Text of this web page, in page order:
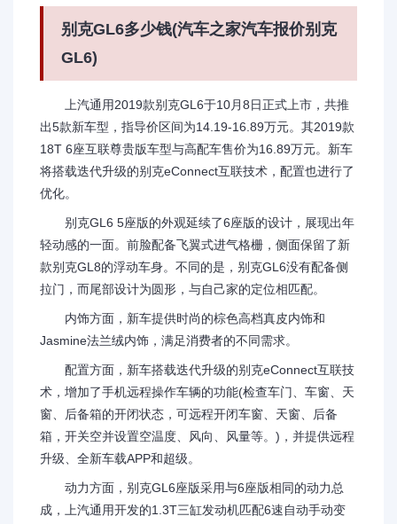
别克GL6多少钱(汽车之家汽车报价别克
GL6)
上汽通用2019款别克GL6于10月8日正式上市，共推
出5款新车型，指导价区间为14.19-16.89万元。其2019款
18T 6座互联尊贵版车型与高配车售价为16.89万元。新车
将搭载迭代升级的别克eConnect互联技术，配置也进行了
优化。
别克GL6 5座版的外观延续了6座版的设计，展现出年
轻动感的一面。前脸配备飞翼式进气格栅，侧面保留了新
款别克GL8的浮动车身。不同的是，别克GL6没有配备侧
拉门，而尾部设计为圆形，与自己家的定位相匹配。
内饰方面，新车提供时尚的棕色高档真皮内饰和
Jasmine法兰绒内饰，满足消费者的不同需求。
配置方面，新车搭载迭代升级的别克eConnect互联技
术，增加了手机远程操作车辆的功能(检查车门、车窗、天
窗、后备箱的开闭状态，可远程开闭车窗、天窗、后备
箱，开关空并设置空温度、风向、风量等。)，并提供远程
升级、全新车载APP和超级。
动力方面，别克GL6座版采用与6座版相同的动力总
成，上汽通用开发的1.3T三缸发动机匹配6速自动手动变